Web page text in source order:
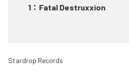
1 ： Fatal Destruxxion
Stardrop Records